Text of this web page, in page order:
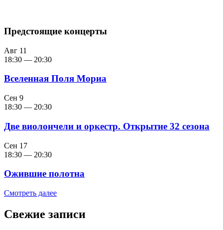
Предстоящие концерты
Авг 11
18:30 — 20:30
Вселенная Поля Мориа
Сен 9
18:30 — 20:30
Две виолончели и оркестр. Открытие 32 сезона
Сен 17
18:30 — 20:30
Ожившие полотна
Смотреть далее
Свежие записи